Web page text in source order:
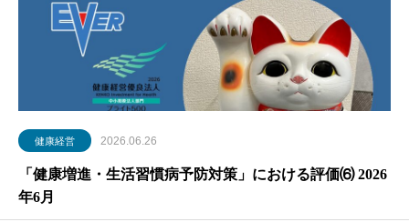
健康経営 2026.06.26
「健康増進・生活習慣病予防対策」における評価⑹ 2026
年6月